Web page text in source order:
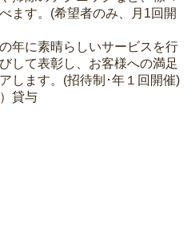
ます。(希望者のみ、月1回開
年に素晴らしいサービスを行
して表彰し、お客様への満足
します。(招待制･年１回開催)
貸与